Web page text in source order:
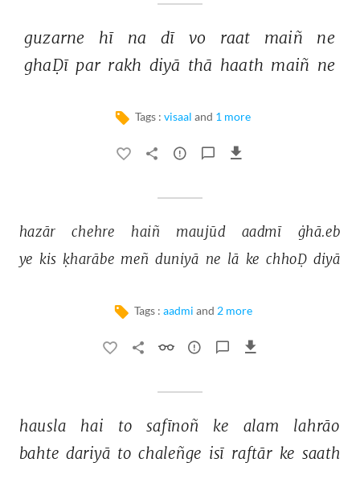
guzarne hī na dī vo raat maiñ
ne
ghaḌī par rakh diyā thā haath maiñ ne
Tags : visaal and 1 more
hazār chehre haiñ maujūd aadmī
ġhā.eb
ye kis ḳharābe meñ duniyā ne lā ke chhoḌ diyā
Tags : aadmi and 2 more
hausla hai to safīnoñ ke alam
lahrāo
bahte dariyā to chaleñge isī raftār ke saath